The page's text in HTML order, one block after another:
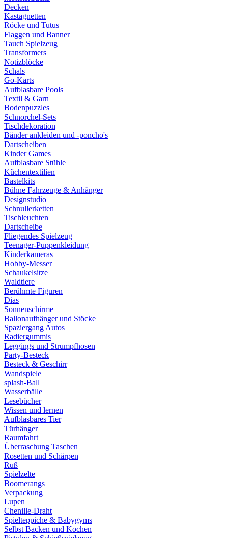
Decken
Kastagnetten
Röcke und Tutus
Flaggen und Banner
Tauch Spielzeug
Transformers
Notizblöcke
Schals
Go-Karts
Aufblasbare Pools
Textil & Garn
Bodenpuzzles
Schnorchel-Sets
Tischdekoration
Bänder ankleiden und -poncho's
Dartscheiben
Kinder Games
Aufblasbare Stühle
Küchentextilien
Bastelkits
Bühne Fahrzeuge & Anhänger
Designstudio
Schnullerketten
Tischleuchten
Dartscheibe
Fliegendes Spielzeug
Teenager-Puppenkleidung
Kinderkameras
Hobby-Messer
Schaukelsitze
Waldtiere
Berühmte Figuren
Dias
Sonnenschirme
Ballonaufhänger und Stöcke
Spaziergang Autos
Radiergummis
Leggings und Strumpfhosen
Party-Besteck
Besteck & Geschirr
Wandspiele
splash-Ball
Wasserbälle
Lesebücher
Wissen und lernen
Aufblasbares Tier
Türhänger
Raumfahrt
Überraschung Taschen
Rosetten und Schärpen
Ruß
Spielzelte
Boomerangs
Verpackung
Lupen
Chenille-Draht
Spielteppiche & Babygyms
Selbst Backen und Kochen